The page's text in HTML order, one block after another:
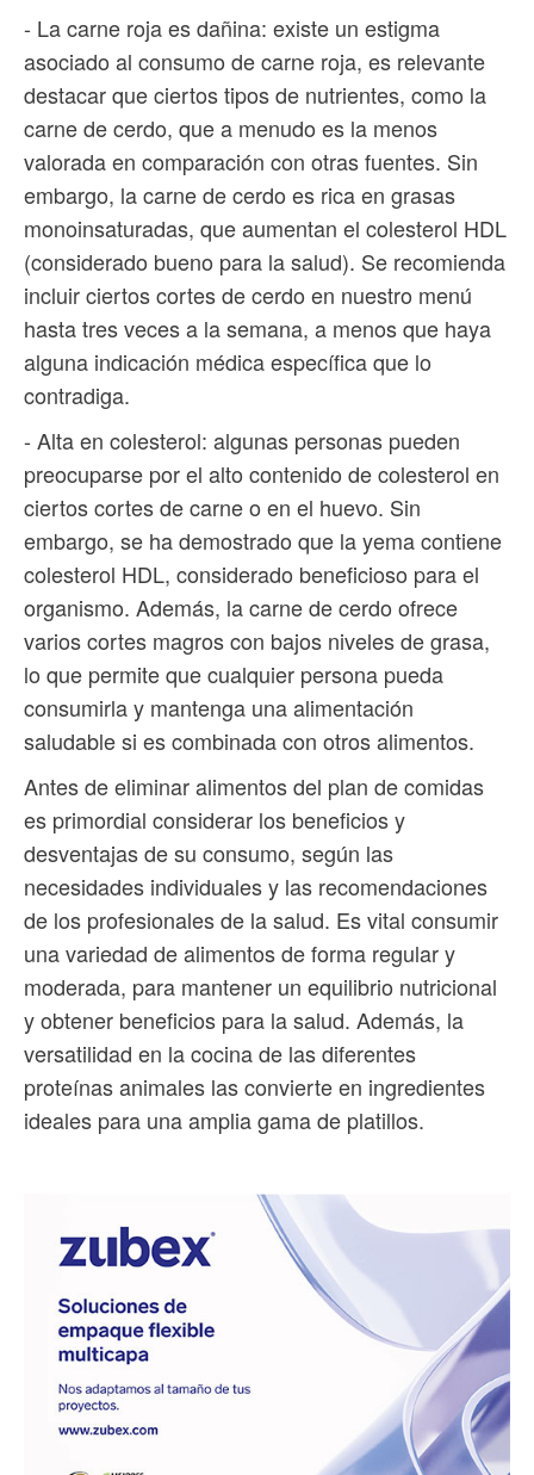
- La carne roja es dañina: existe un estigma
asociado al consumo de carne roja, es relevante
destacar que ciertos tipos de nutrientes, como la
carne de cerdo, que a menudo es la menos
valorada en comparación con otras fuentes. Sin
embargo, la carne de cerdo es rica en grasas
monoinsaturadas, que aumentan el colesterol HDL
(considerado bueno para la salud). Se recomienda
incluir ciertos cortes de cerdo en nuestro menú
hasta tres veces a la semana, a menos que haya
alguna indicación médica específica que lo
contradiga.
- Alta en colesterol: algunas personas pueden
preocuparse por el alto contenido de colesterol en
ciertos cortes de carne o en el huevo. Sin
embargo, se ha demostrado que la yema contiene
colesterol HDL, considerado beneficioso para el
organismo. Además, la carne de cerdo ofrece
varios cortes magros con bajos niveles de grasa,
lo que permite que cualquier persona pueda
consumirla y mantenga una alimentación
saludable si es combinada con otros alimentos.
Antes de eliminar alimentos del plan de comidas
es primordial considerar los beneficios y
desventajas de su consumo, según las
necesidades individuales y las recomendaciones
de los profesionales de la salud. Es vital consumir
una variedad de alimentos de forma regular y
moderada, para mantener un equilibrio nutricional
y obtener beneficios para la salud. Además, la
versatilidad en la cocina de las diferentes
proteínas animales las convierte en ingredientes
ideales para una amplia gama de platillos.